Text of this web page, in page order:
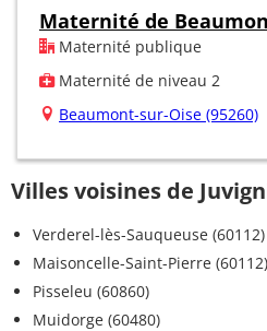
Maternité de
Maternité publique
Maternité de niveau 2
Beaumont-sur-Oise (95260)
Villes voisines de
Verderel-lès-Sauqueuse (60112)
Maisoncelle-Saint-Pierre (60112)
Pisseleu (60860)
Muidorge (60480)